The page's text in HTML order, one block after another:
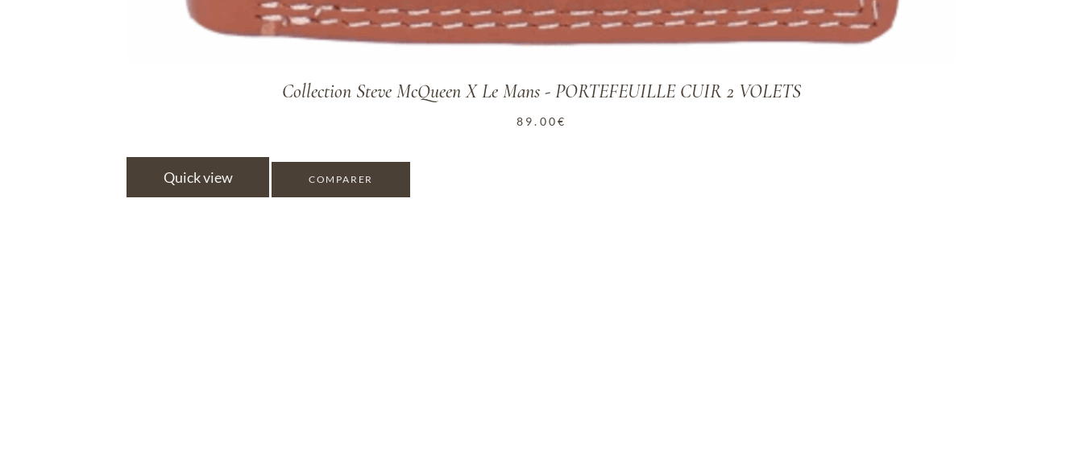
Collection Steve McQueen X Le Mans - PORTEFEUILLE CUIR 2 VOLETS
89.00€
Quick view COMPARER